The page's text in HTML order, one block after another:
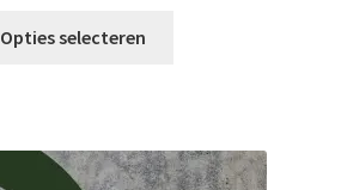
Opties selecteren
Deze